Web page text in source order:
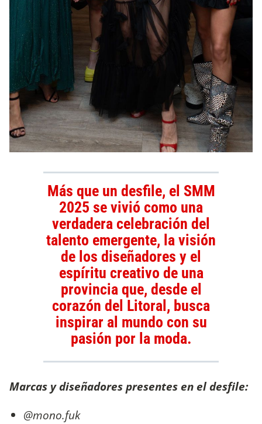
Más que un desfile, el SMM
2025 se vivió como una
verdadera celebración del
talento emergente, la visión
de los diseñadores y el
espíritu creativo de una
provincia que, desde el
corazón del Litoral, busca
inspirar al mundo con su
pasión por la moda.
Marcas y diseñadores presentes en el desfile:
@mono.fuk